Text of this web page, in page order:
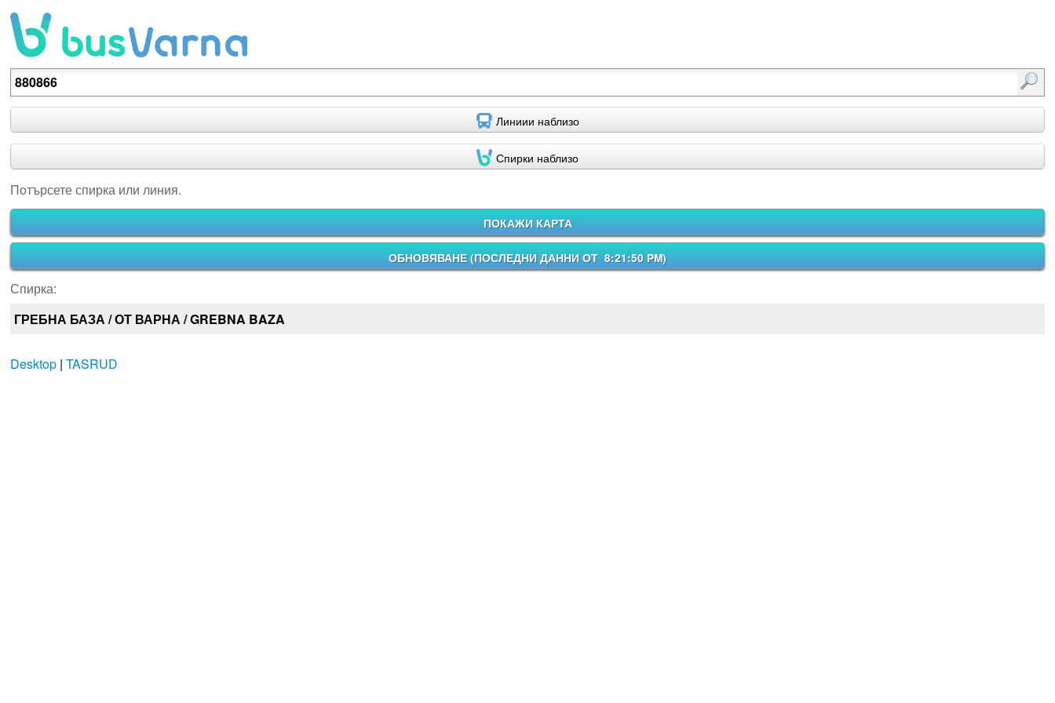
Потърсете спирка или линия.
Линиии наблизо
Спирки наблизо
Потърсете спирка или линия.
ПОКАЖИ КАРТА
ОБНОВЯВАНЕ (ПОСЛЕДНИ ДАННИ ОТ 8:21:50 PM)
Спирка:
ГРЕБНА БАЗА / ОТ ВАРНА / GREBNA BAZA
Desktop| TASRUD